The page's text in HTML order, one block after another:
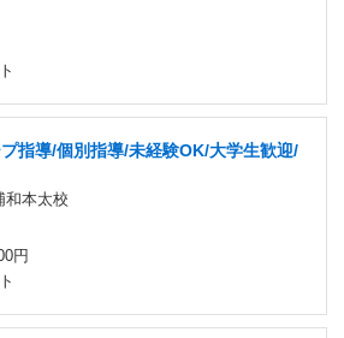
指導/個別指導/未経験OK/大学生歓迎/
和本太校
円